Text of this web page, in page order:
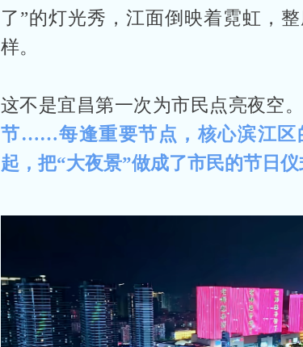
了”的灯光秀，江面倒映着霓虹，
样。
这不是宜昌第一次为市民点亮夜空
节……每逢重要节点，核心滨江区
起，把“大夜景”做成了市民的节日仪